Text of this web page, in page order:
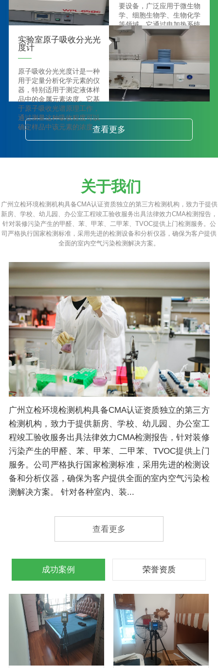
在环境监测、水质分析、食
品饮料、制药工业以及化学
制品的质量控制等领域得到
要设备，广泛应用于微生物
学、细胞生物学、生物化学
等领域。它通过电加热系统
来保持内部环境的温度稳
定，为各种实验提供了一个
理想的温控条件。
实验室原子吸收分光光
度计
原子吸收分光光度计是一种
用于定量分析化学元素的仪
器，特别适用于测定液体样
品中的金属元素浓度。它基
于原子吸收光谱原理工作，
通过测量这种吸收程度可以
确定样品中该元素的浓度。查看更多
关于我们
广州立检环境检测机构具备CMA认证资质独立的第三方检测机构，致力于提供
新房、学校、幼儿园、办公室工程竣工验收服务出具法律效力CMA检测报告，
针对装修污染产生的甲醛、苯、甲苯、二甲苯、TVOC提供上门检测服务。公
司严格执行国家检测标准，采用先进的检测设备和分析仪器，确保为客户提供
全面的室内空气污染检测解决方案。
广州立检环境检测机构具备CMA认证资质独立的第三方
检测机构，致力于提供新房、学校、幼儿园、办公室工
程竣工验收服务出具法律效力CMA检测报告，针对装修
污染产生的甲醛、苯、甲苯、二甲苯、TVOC提供上门
服务。公司严格执行国家检测标准，采用先进的检测设
备和分析仪器，确保为客户提供全面的室内空气污染检
测解决方案。 针对各种室内、装...
查看更多
成功案例 荣誉资质